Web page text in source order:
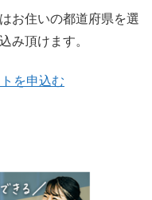
お住いの都道府県を選
み頂けます。
を申込む